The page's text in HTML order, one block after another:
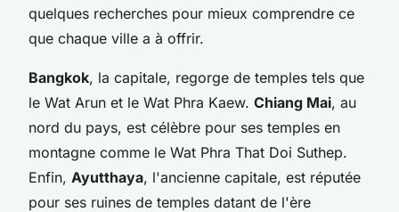
quelques recherches pour mieux comprendre ce
que chaque ville a à offrir.
Bangkok, la capitale, regorge de temples tels que
le Wat Arun et le Wat Phra Kaew. Chiang Mai, au
nord du pays, est célèbre pour ses temples en
montagne comme le Wat Phra That Doi Suthep.
Enfin, Ayutthaya, l'ancienne capitale, est réputée
pour ses ruines de temples datant de l'ère